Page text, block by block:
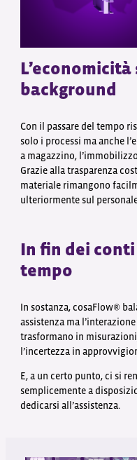
background
Con il passare del tempo
solo i processi ma anche
a magazzino,
Grazie alla trasparenza
materiale rimangono
ulteriormente sul
In fin dei
tempo
In sostanza, cosaFlow®
assistenza ma
trasformano in
l’incertezza in
E, a un certo punto, ci si
semplicemente a
dedicarsi all’assistenza.